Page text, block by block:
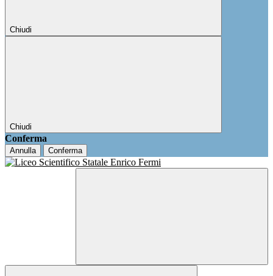
Chiudi
Chiudi
Conferma
Annulla Conferma